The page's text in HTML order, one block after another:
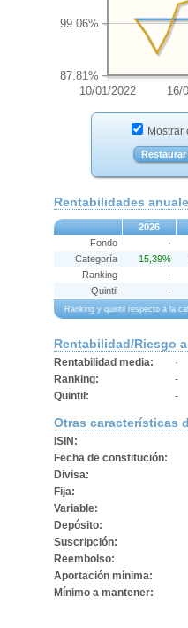
10/01/2022 16/
87.81%
99.06%
Mostrar
Rentabilidades
2026
Ranking y quintil respecto a la
Fondo ·
Categoría
15,39%
Ranking
-
Quintil
-
Rentabilidad/Riesgo
Rentabilidad media:
·
Ranking:
-
Quintil:
-
Otras características
ISIN:
Fecha de constitución:
Divisa:
Fija:
Variable:
Depósito:
Suscripción:
Reembolso:
Aportación mínima:
Mínimo a mantener: